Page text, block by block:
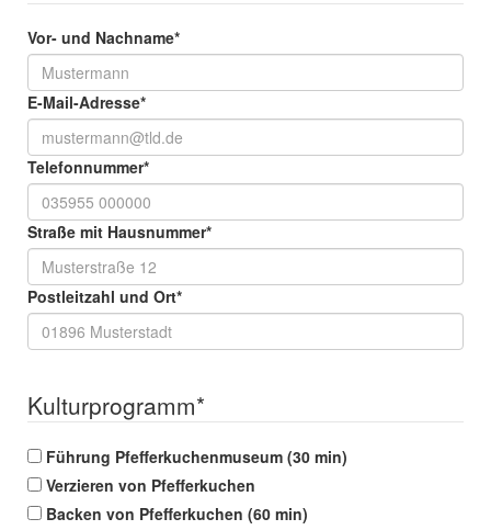
Vor- und Nachname*
E-Mail-Adresse*
Telefonnummer*
Straße mit Hausnummer*
Postleitzahl und Ort*
Kulturprogramm*
Führung Pfefferkuchenmuseum (30 min)
Verzieren von Pfefferkuchen
Backen von Pfefferkuchen (60 min)